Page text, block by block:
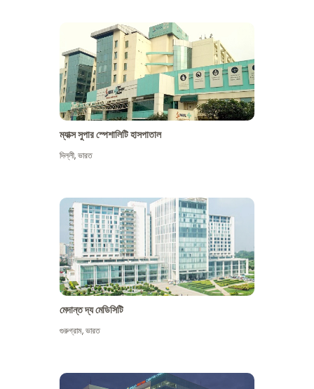
ম্যাক্স সুপার স্পেশালিটি হাসপাতাল
দিল্লী,ভারত
মেদান্ত দ্য মেডিসিটি
গুরুগ্রাম,ভারত